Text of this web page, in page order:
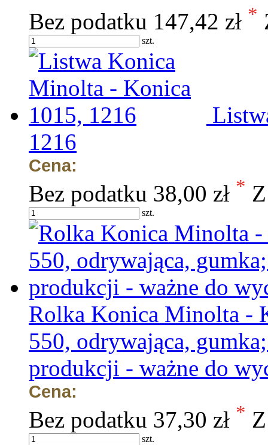
Bez podatku 147,42 zł *
szt.
1216
Cena:
Bez podatku 38,00 zł *
szt.
Rolka Konica Minolta -
550, odrywająca,
produkcji - ważne do
Cena:
Bez podatku 37,30 zł *
szt.